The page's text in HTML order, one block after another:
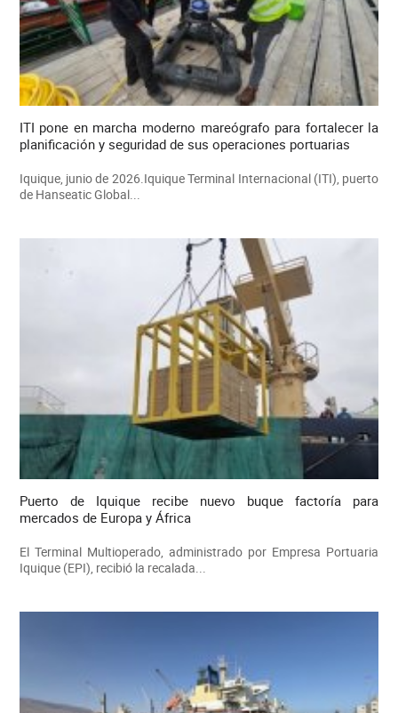
ITI pone en marcha moderno mareógrafo para fortalecer la
planificación y seguridad de sus operaciones portuarias
Iquique, junio de 2026.Iquique Terminal Internacional (ITI), puerto
de Hanseatic Global...
Puerto de Iquique recibe nuevo buque factoría para
mercados de Europa y África
El Terminal Multioperado, administrado por Empresa Portuaria
Iquique (EPI), recibió la recalada...